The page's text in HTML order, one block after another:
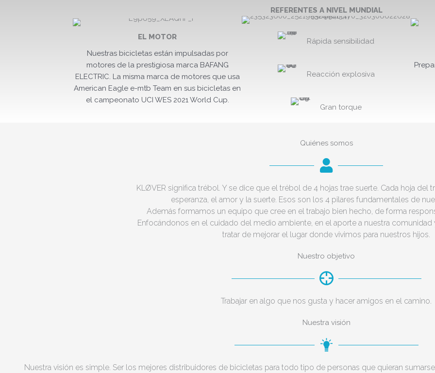
REFERENTES A NIVEL MUNDIAL
EL MOTOR
Nuestras bicicletas están impulsadas por
motores de la prestigiosa marca BAFANG
ELECTRIC. La misma marca de motores que usa
American Eagle e-mtb Team en sus bicicletas en
el campeonato UCI WES 2021 World Cup.
Rápida sensibilidad
Reacción explosiva
Gran torque
Quiénes somos
KLØVER significa trébol. Y se dice que el trébol de 4 hojas trae suerte. Cada hoja del
esperanza, el amor y la suerte. Esos son los 4 pilares fundamentales de
Además formamos un equipo que cree en el trabajo bien hecho, de forma
Enfocándonos en el cuidado del medio ambiente, en el aporte a nuestra
tratar de mejorar el lugar donde vivimos para nuestros hijos.
Nuestro objetivo
Trabajar en algo que nos gusta y hacer amigos en el camino.
Nuestra visión
Nuestra visión es simple. Ser los mejores distribuidores de bicicletas para todo tipo de personas que quieran